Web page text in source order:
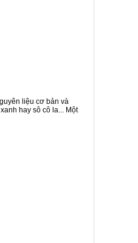
liệu cơ bản và
hay sô cô la... Một